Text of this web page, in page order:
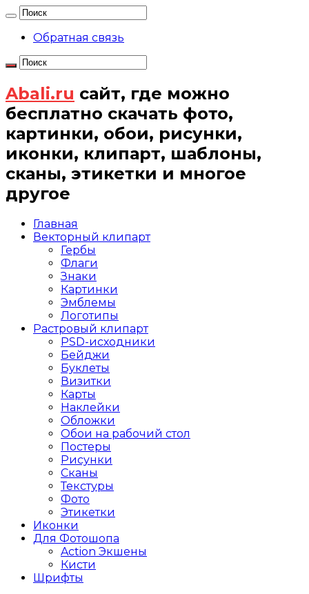
Обратная связь
Abali.ru сайт, где можно
бесплатно скачать фото,
картинки, обои, рисунки,
иконки, клипарт, шаблоны,
сканы, этикетки и многое
другое
Главная
Векторный клипарт
Гербы
Флаги
Знаки
Картинки
Эмблемы
Логотипы
Растровый клипарт
PSD-исходники
Бейджи
Буклеты
Визитки
Карты
Наклейки
Обложки
Обои на рабочий стол
Постеры
Рисунки
Сканы
Текстуры
Фото
Этикетки
Иконки
Для Фотошопа
Action Экшены
Кисти
Шрифты